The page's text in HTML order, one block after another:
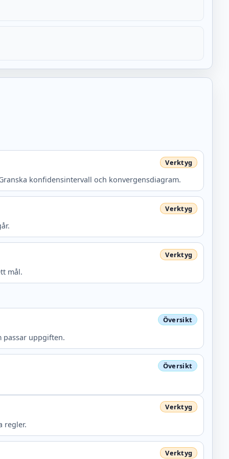
konfidensintervall och konvergensdiagram.
mål.
passar uppgiften.
regler.